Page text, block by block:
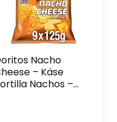
Nacho
– Käse
Nachos –